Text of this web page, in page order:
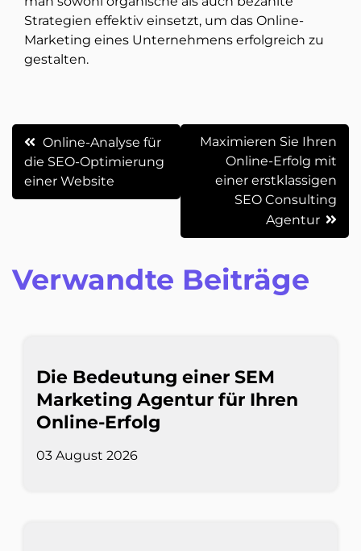
Strategien effektiv einsetzt, um das Online-
Marketing eines Unternehmens erfolgreich zu
gestalten.
Beitrags-
Navigation
Online-Analyse für
die SEO-Optimierung
einer Website
Maximieren Sie Ihren
Online-Erfolg mit
einer erstklassigen
SEO Consulting
Agentur
Verwandte Beiträge
Die Bedeutung einer SEM
Marketing Agentur für Ihren
Online-Erfolg
03 August 2026